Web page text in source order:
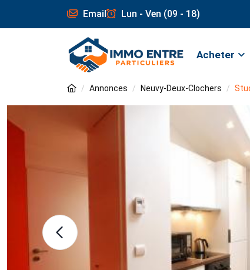
Email Lun - Ven (09 - 18)
Acheter
Annonces Neuvy-Deux-Clochers